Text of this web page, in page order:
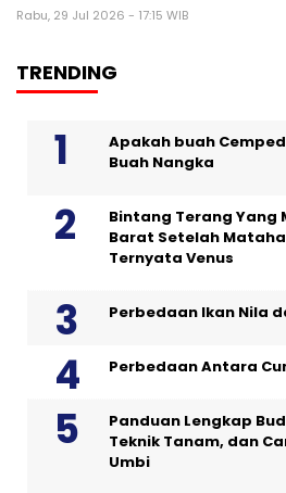
Rabu, 29 Jul 2026 - 17:15 WIB
TRENDING
Apakah buah
Buah Nangka
Bintang Terang Yang
Barat Setelah
Ternyata Venus
Perbedaan Ikan Nila
Perbedaan Antara
Panduan Lengkap
Teknik Tanam, dan
Umbi